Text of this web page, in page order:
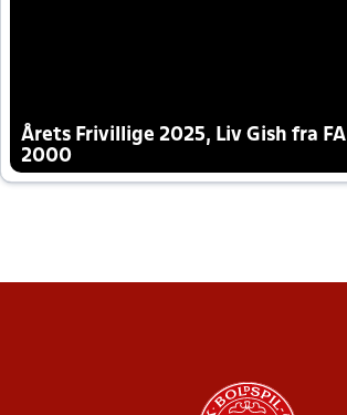
Årets Frivillige 2025, Liv Gish fra FA
2000